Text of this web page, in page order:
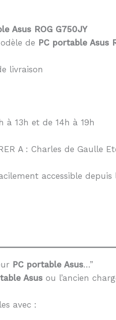
Asus ROG G750JY
de PC portable Asus
livraison
13h et de 14h à 19h
A : Charles de Gaulle
accessible
PC portable Asus…”
Asusou l’ancien
avec :